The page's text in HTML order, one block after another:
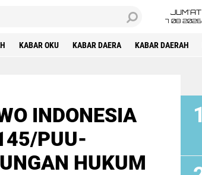
JUM'AT
7 08 2026
KABAR OKU KABAR DAERA KABAR DAERAH
INDONESIA
PUU-
HUKUM